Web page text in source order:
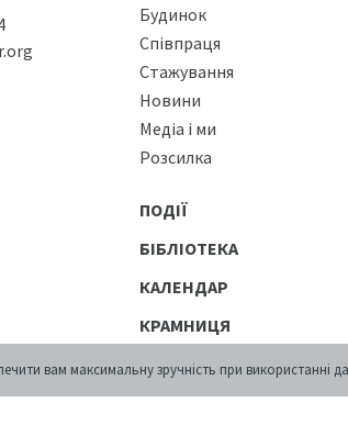
Будинок
Співпраця
Стажування
Новини
Медіа і ми
Розсилка
ПОДІЇ
БІБЛІОТЕКА
КАЛЕНДАР
КРАМНИЦЯ
КОНТАКТИ
вам максимальну зручність при використанні